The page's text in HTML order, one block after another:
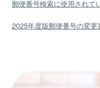
郵便番号検索に使用されて
2025年度版郵便番号の変更